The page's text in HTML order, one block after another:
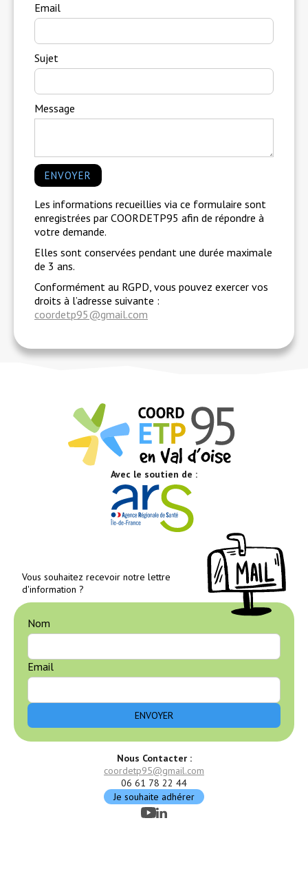
Email
Sujet
Message
Les informations recueillies via ce formulaire sont
enregistrées par COORDETP95 afin de répondre à
votre demande.
Elles sont conservées pendant une durée maximale
de 3 ans.
Conformément au RGPD, vous pouvez exercer vos
droits à l’adresse suivante :
coordetp95@gmail.com
Avec le soutien de :
Nous Contacter :
coordetp95@gmail.com
06 61 78 22 44
Je souhaite adhérer
Vous souhaitez recevoir notre lettre
d'information ?
Nom
Email